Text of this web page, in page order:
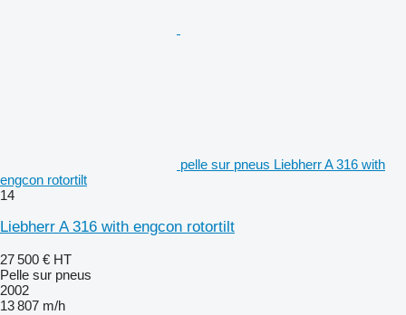
pelle sur pneus Liebherr A 316 with
engcon rotortilt
14
Liebherr A 316 with engcon rotortilt
27 500 € HT
Pelle sur pneus
2002
13 807 m/h